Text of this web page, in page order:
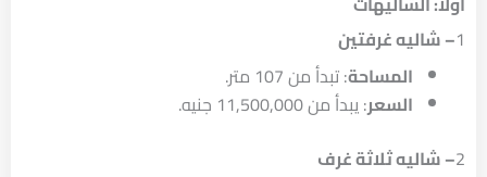
1– شاليه غرفتين
المساحة: تبدأ من 107 متر.
السعر: يبدأ من 11,500,000 جنيه.
2– شاليه ثلاثة غرف